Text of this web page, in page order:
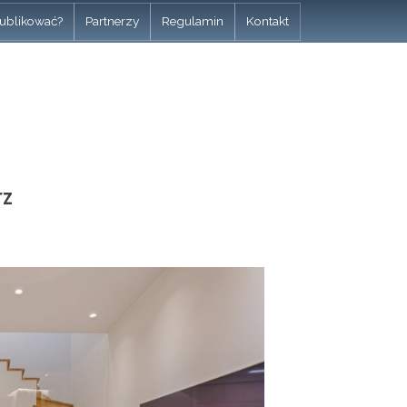
Partnerzy Regulamin Kontakt